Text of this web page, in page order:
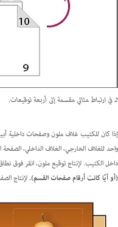
2 في ارتباط مثالي مقسمة إلى أربعة توقيعات.
إذا كان للكتيب غلاف ملون وصفحات داخلية
داخل الكتيب. لإنتاج توقيع ملون، انقر فوق
(أو أيًا كانت أرقام صفحات القسم).لإنتاج